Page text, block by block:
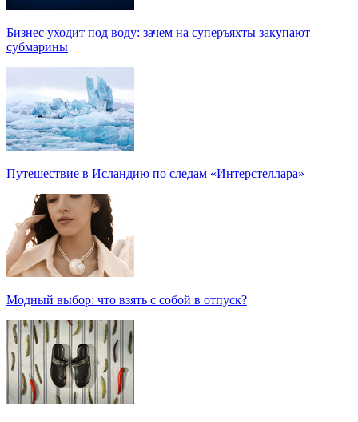
Бизнес уходит под воду: зачем на суперъяхты закупают
субмарины
Путешествие в Исландию по следам «Интерстеллара»
Модный выбор: что взять с собой в отпуск?